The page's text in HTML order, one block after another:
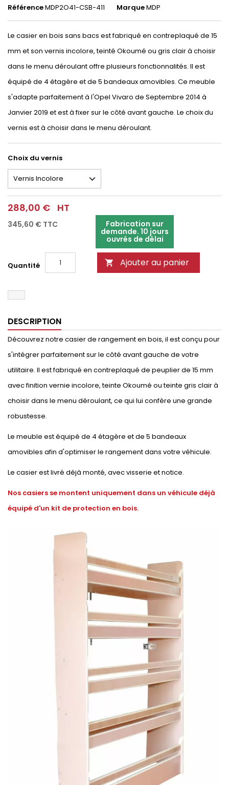
RéférenceMDP2O41-CSB-411 MarqueMDP
Le casier en bois sans bacs est fabriqué en contreplaqué de 15
mm et son vernis incolore, teinté Okoumé ou gris clair à choisir
dans le menu déroulant offre plusieurs fonctionnalités. Il est
équipé de 4 étagère et de 5 bandeaux amovibles. Ce meuble
s'adapte parfaitement à l'Opel Vivaro de Septembre 2014 à
Janvier 2019 et est à fixer sur le côté avant gauche. Le choix du
vernis est à choisir dans le menu déroulant.
Choix du vernis
288,00 € HT
345,60 € TTC Fabrication sur
demande. 10 jours
ouvrés de délai
Quantité  Ajouter au panier
DESCRIPTION
Découvrez notre casier de rangement en bois, il est conçu pour
s'intégrer parfaitement sur le côté avant gauche de votre
utilitaire. Il est fabriqué en contreplaqué de peuplier de 15 mm
avec finition vernie incolore, teinte Okoumé ou teinte gris clair à
choisir dans le menu déroulant, ce qui lui confère une grande
robustesse.
Le meuble est équipé de 4 étagère et de 5 bandeaux
amovibles afin d'optimiser le rangement dans votre véhicule.
Le casier est livré déjà monté, avec visserie et notice.
Nos casiers se montent uniquement dans un véhicule déjà
équipé d'un kit de protection en bois.